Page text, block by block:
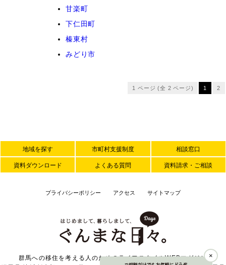
甘楽町
下仁田町
榛東村
みどり市
1 ページ (全 2 ページ) 1 2
×
地域を探す 市町村支援制度 相談窓口
資料ダウンロード よくある質問 資料請求・ご相談
プライバシーポリシー アクセス サイトマップ
群馬への移住を考える人のためのライフスタイルWEBマガジン